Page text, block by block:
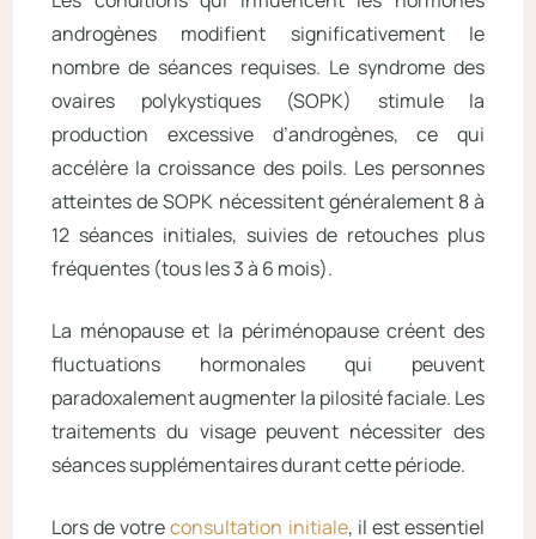
androgènes modifient significativement le
nombre de séances requises. Le syndrome des
ovaires polykystiques (SOPK) stimule la
production excessive d’androgènes, ce qui
accélère la croissance des poils. Les personnes
atteintes de SOPK nécessitent généralement 8 à
12 séances initiales, suivies de retouches plus
fréquentes (tous les 3 à 6 mois).
La ménopause et la périménopause créent des
fluctuations hormonales qui peuvent
paradoxalement augmenter la pilosité faciale. Les
traitements du visage peuvent nécessiter des
séances supplémentaires durant cette période.
Lors de votreconsultation initiale, il est essentiel